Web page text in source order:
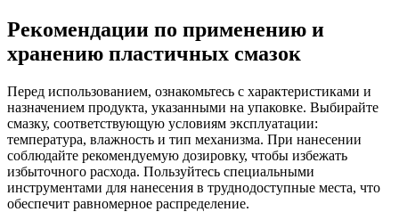
Рекомендации по применению и
хранению пластичных смазок
Перед использованием, ознакомьтесь с характеристиками и
назначением продукта, указанными на упаковке. Выбирайте
смазку, соответствующую условиям эксплуатации:
температура, влажность и тип механизма. При нанесении
соблюдайте рекомендуемую дозировку, чтобы избежать
избыточного расхода. Пользуйтесь специальными
инструментами для нанесения в труднодоступные места, что
обеспечит равномерное распределение.